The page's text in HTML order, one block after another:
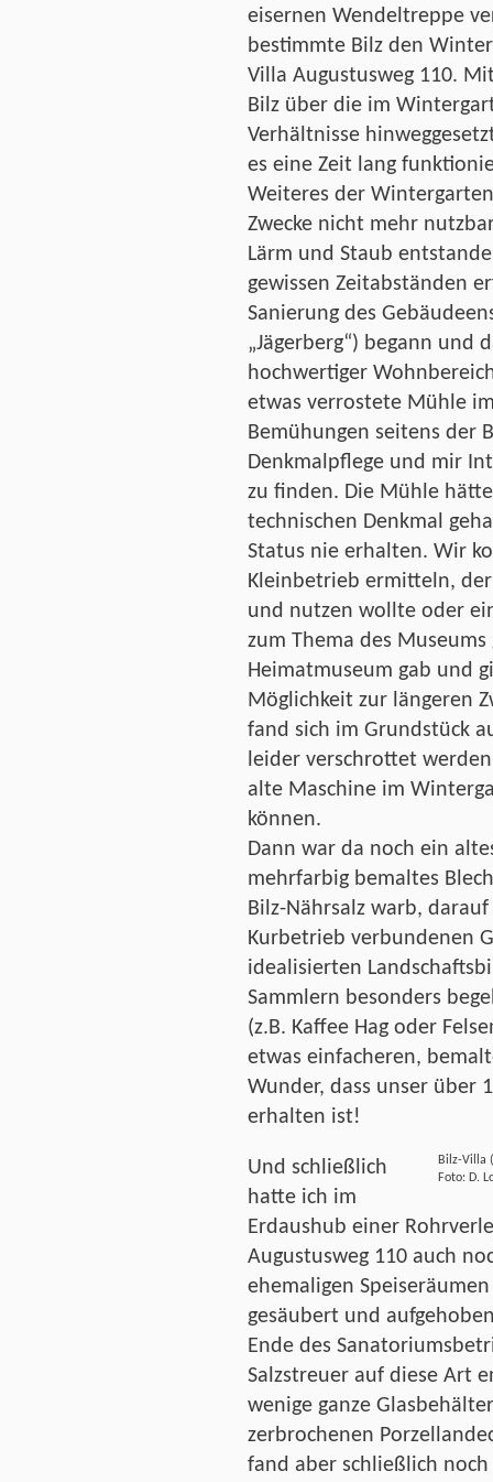
eisernen Wendeltreppe
bestimmte Bilz den
Villa Augustusweg 110.
Bilz über die im
Verhältnisse
es eine Zeit lang
Weiteres der
Zwecke nicht mehr
Lärm und Staub
gewissen Zeitabständen
Sanierung des
„Jägerberg“) begann und
hochwertiger
etwas verrostete Mühle
Bemühungen seitens der
Denkmalpflege und mir
zu finden. Die Mühle
technischen Denkmal
Status nie erhalten. Wir
Kleinbetrieb ermitteln,
und nutzen wollte oder
zum Thema des
Heimatmuseum gab und
Möglichkeit zur längeren
fand sich im Grundstück
leider verschrottet
alte Maschine im
können.
Dann war da noch ein
mehrfarbig bemaltes
Bilz-Nährsalz warb,
Kurbetrieb verbundenen
idealisierten
Sammlern besonders
(z.B. Kaffee Hag oder
etwas einfacheren,
Wunder, dass unser über
erhalten ist!
Bilz-Villa
Foto: D.
Und schließlich
hatte ich im
Erdaushub einer
Augustusweg 110 auch
ehemaligen
gesäubert und
Ende des
Salzstreuer auf diese Art
wenige ganze
zerbrochenen
fand aber schließlich noch